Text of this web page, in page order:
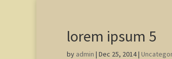
lorem ipsum 5
by admin | Dec 25, 2014|